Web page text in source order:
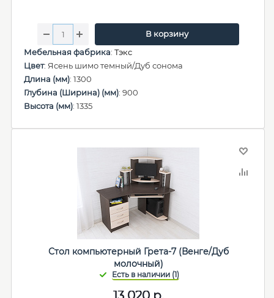
В корзину
Мебельная фабрика: Тэкс
Цвет: Ясень шимо темный/Дуб сонома
Длина (мм): 1300
Глубина (Ширина) (мм): 900
Высота (мм): 1335
Стол компьютерный Грета-7 (Венге/Дуб
молочный)